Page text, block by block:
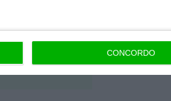
CONCORDO